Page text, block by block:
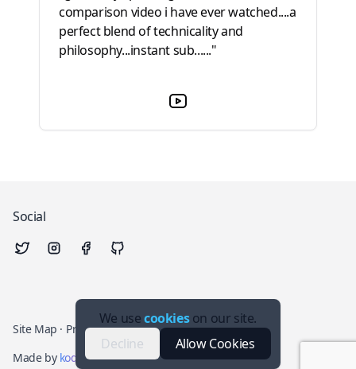
comparison video i have ever watched....a
perfect blend of technicality and
philosophy...instant sub......"
Social
Site Map · Privacy Policy
Made by kodaps· All rights reserved.
We usecookieson our site.
Decline
Allow Cookies